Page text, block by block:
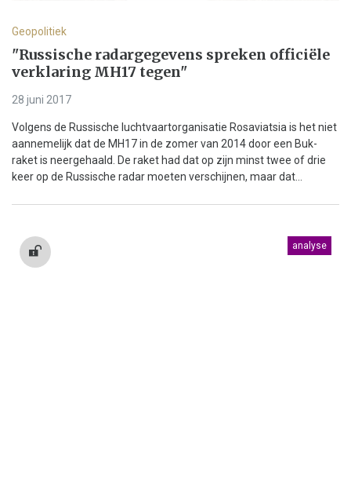
Geopolitiek
"Russische radargegevens spreken officiële
verklaring MH17 tegen"
28 juni 2017
Volgens de Russische luchtvaartorganisatie Rosaviatsia is het niet
aannemelijk dat de MH17 in de zomer van 2014 door een Buk-
raket is neergehaald. De raket had dat op zijn minst twee of drie
keer op de Russische radar moeten verschijnen, maar dat...
analyse